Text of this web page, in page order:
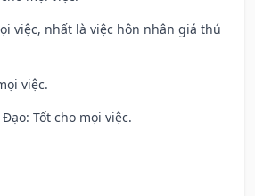
việc, nhất là việc hôn nhân giá thú
việc.
Tốt cho mọi việc.